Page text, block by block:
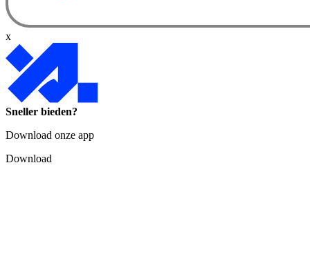
x
Sneller bieden?
Download onze app
Download